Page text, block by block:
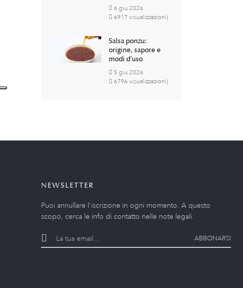
6 giu 2026
6917 visualizzazioni)
Salsa ponzu:
origine, sapore e
modi d’uso
5 giu 2026
6796 visualizzazioni)
NEWSLETTER
Puoi annullare l'iscrizione in ogni momento. A questo
scopo, cerca le info di contatto nelle note legali.
ABBONARSI